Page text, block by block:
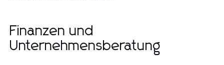
Finanzen und
Unternehmensberatung